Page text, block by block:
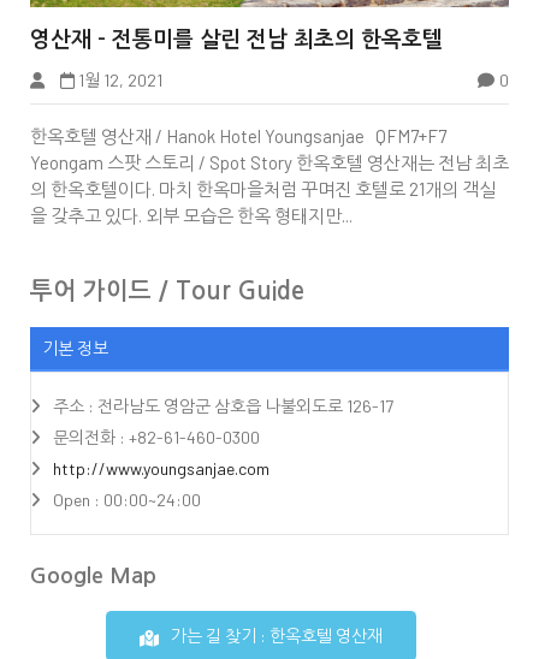


영산재 - 전통미를 살린 전남 최초의 한옥호텔
1월 12, 2021 0
한옥호텔 영산재 / Hanok Hotel Youngsanjae QFM7+F7
Yeongam 스팟 스토리 / Spot Story 한옥호텔 영산재는 전남 최초
의 한옥호텔이다. 마치 한옥마을처럼 꾸며진 호텔로 21개의 객실
을 갖추고 있다. 외부 모습은 한옥 형태지만...
투어 가이드 / Tour Guide
기본 정보
주소 : 전라남도 영암군 삼호읍 나불외도로 126-17
문의전화 : +82-61-460-0300
http://www.youngsanjae.com
Open : 00:00~24:00
Google Map
가는 길 찾기 : 한옥호텔 영산재